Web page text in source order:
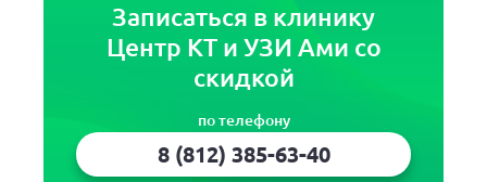
Записаться в клинику
Центр КТ и УЗИ Ами со
скидкой
по телефону
8 (812) 385-63-40